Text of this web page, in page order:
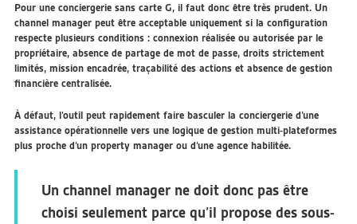
Pour une conciergerie sans carte G, il faut donc être très prudent. Un
channel manager peut être acceptable uniquement si la configuration
respecte plusieurs conditions : connexion réalisée ou autorisée par le
propriétaire, absence de partage de mot de passe, droits strictement
limités, mission encadrée, traçabilité des actions et absence de gestion
financière centralisée.
À défaut, l’outil peut rapidement faire basculer la conciergerie d’une
assistance opérationnelle vers une logique de gestion multi-plateformes
plus proche d’un property manager ou d’une agence habilitée.
Un channel manager ne doit donc pas être
choisi seulement parce qu’il propose des sous-